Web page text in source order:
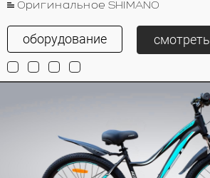
Оригинальное SHIMANO
оборудование смотреть